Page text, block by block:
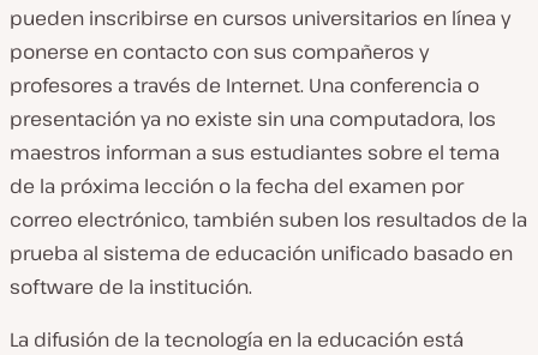
pueden inscribirse en cursos universitarios en línea y
ponerse en contacto con sus compañeros y
profesores a través de Internet. Una conferencia o
presentación ya no existe sin una computadora, los
maestros informan a sus estudiantes sobre el tema
de la próxima lección o la fecha del examen por
correo electrónico, también suben los resultados de la
prueba al sistema de educación unificado basado en
software de la institución.
La difusión de la tecnología en la educación está